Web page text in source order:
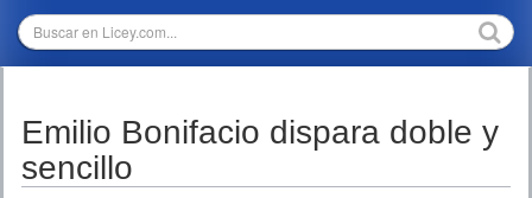
MULTIMEDIA
TEMPORADAS
Emilio Bonifacio dispara doble y
sencillo